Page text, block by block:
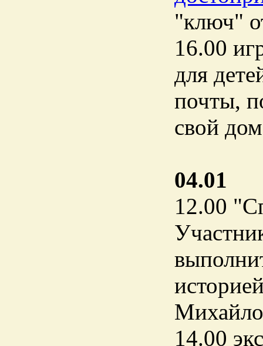
"ключ"
16.00
для
почты,
свой
04.01
12.00
14.00